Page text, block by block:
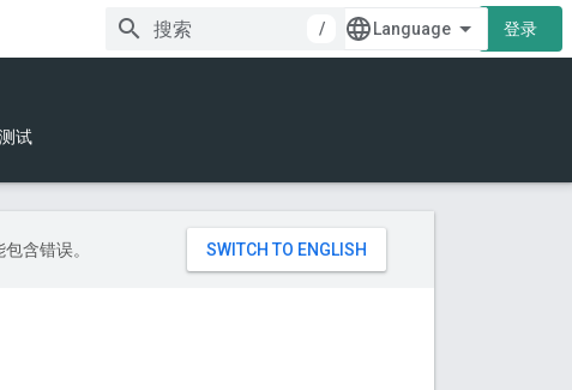
/
登录
测试
含错误。